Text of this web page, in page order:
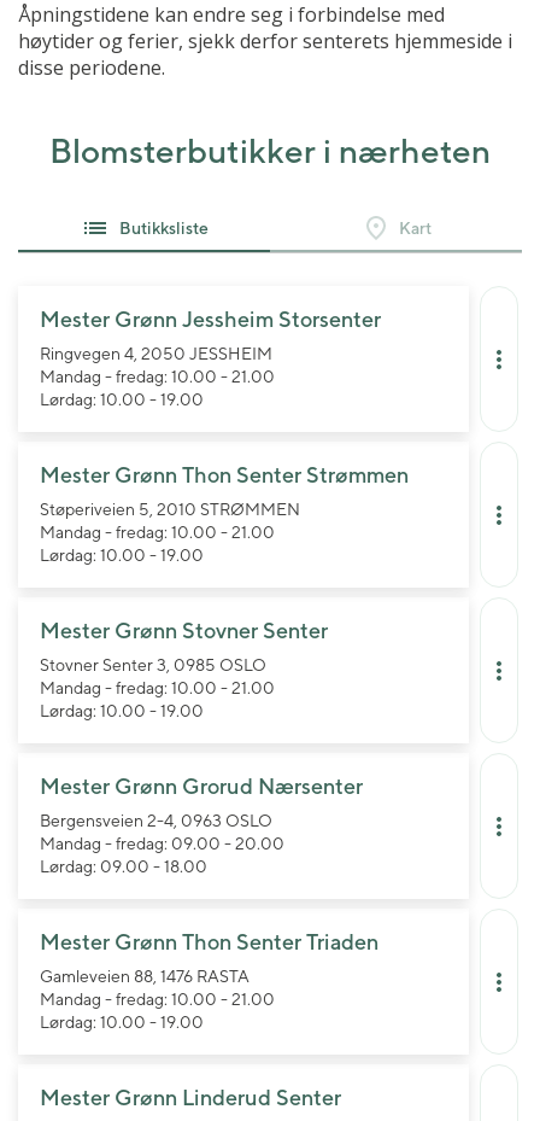
Åpningstidene kan endre seg i forbindelse med
høytider og ferier, sjekk derfor senterets hjemmeside i
disse periodene.
Blomsterbutikker i nærheten
Butikksliste Kart
Mester Grønn Jessheim Storsenter
Ringvegen 4, 2050 JESSHEIM
Mandag - fredag: 10.00 - 21.00
Lørdag: 10.00 - 19.00
Mester Grønn Thon Senter Strømmen
Støperiveien 5, 2010 STRØMMEN
Mandag - fredag: 10.00 - 21.00
Lørdag: 10.00 - 19.00
Mester Grønn Stovner Senter
Stovner Senter 3, 0985 OSLO
Mandag - fredag: 10.00 - 21.00
Lørdag: 10.00 - 19.00
Mester Grønn Grorud Nærsenter
Bergensveien 2-4, 0963 OSLO
Mandag - fredag: 09.00 - 20.00
Lørdag: 09.00 - 18.00
Mester Grønn Thon Senter Triaden
Gamleveien 88, 1476 RASTA
Mandag - fredag: 10.00 - 21.00
Lørdag: 10.00 - 19.00
Mester Grønn Linderud Senter